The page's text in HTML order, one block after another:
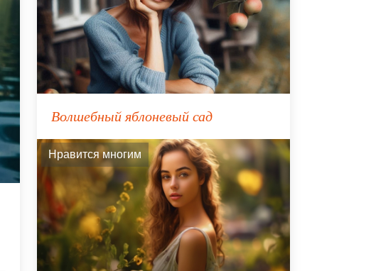
Волшебный яблоневый сад
Нравится многим